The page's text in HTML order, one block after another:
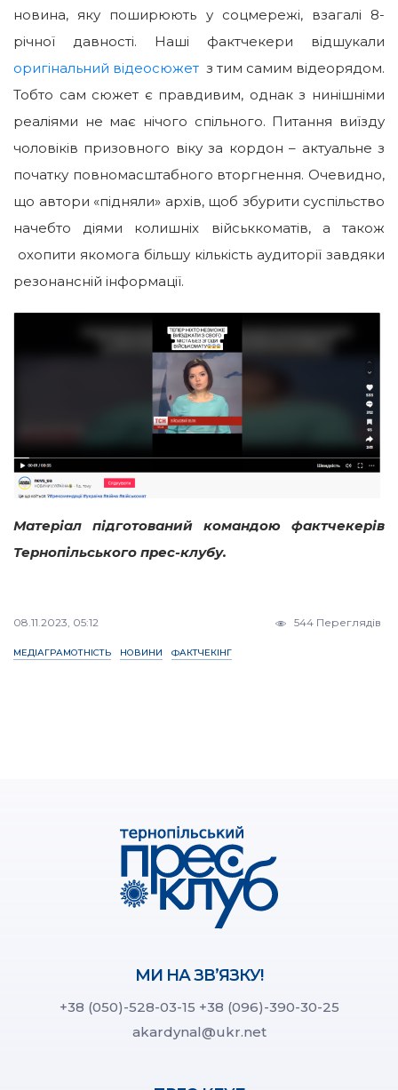
новина, яку поширюють у соцмережі, взагалі 8-
річної давності. Наші фактчекери відшукали
оригінальний відеосюжет з тим самим відеорядом.
Тобто сам сюжет є правдивим, однак з нинішніми
реаліями не має нічого спільного. Питання виїзду
чоловіків призовного віку за кордон – актуальне з
початку повномасштабного вторгнення. Очевидно,
що автори «підняли» архів, щоб збурити суспільство
начебто діями колишніх військкоматів, а також
охопити якомога більшу кількість аудиторії завдяки
резонансній інформації.
Матеріал підготований командою фактчекерів
Тернопільського прес-клубу.
08.11.2023, 05:12 544 Переглядів
МЕДІАГРАМОТНІСТЬ НОВИНИ ФАКТЧЕКІНГ
МИ НА ЗВ’ЯЗКУ!
+38 (050)-528-03-15 +38 (096)-390-30-25
akardynal@ukr.net